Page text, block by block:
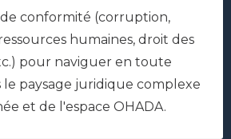
conformité (corruption,
humaines, droit des
pour naviguer en toute
le paysage juridique complexe
et de l'espace OHADA.